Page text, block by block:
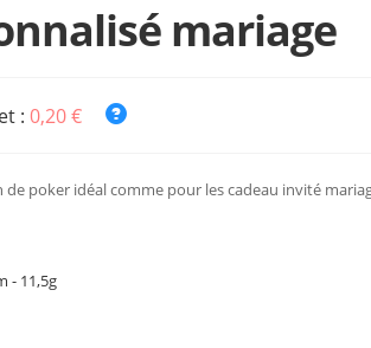
mariage
: 0,20 €
poker idéal comme pour les cadeau invité
- 11,5g